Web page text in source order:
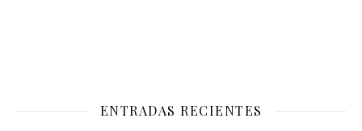
ENTRADAS RECIENTES